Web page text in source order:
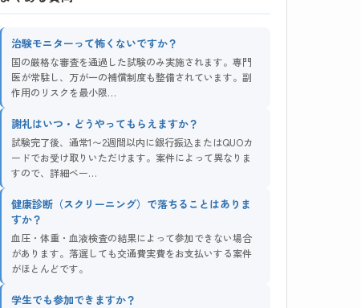
治験モニターって怖くないですか？
国の厳格な審査を通過した試験のみ実施されます。専門
医が常駐し、万が一の補償制度も整備されています。副
作用のリスクを最小限…
謝礼はいつ・どうやってもらえますか？
試験完了後、通常1〜2週間以内に銀行振込またはQUOカ
ードでお受け取りいただけます。案件によって異なりま
すので、詳細ペー…
健康診断（スクリーニング）で落ちることはありま
すか？
血圧・体重・血液検査の結果によって参加できない場合
があります。落選しても交通費実費をお支払いする案件
がほとんどです。
学生でも参加できますか？